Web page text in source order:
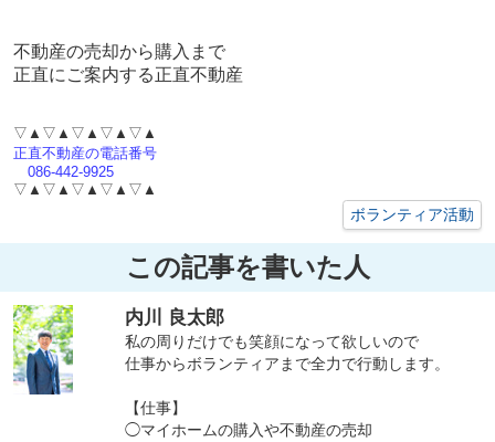
不動産の売却から購入まで
正直にご案内する正直不動産
▽▲▽▲▽▲▽▲▽▲
正直不動産の電話番号
086-442-9925
▽▲▽▲▽▲▽▲▽▲
ボランティア活動
この記事を書いた人
内川 良太郎
私の周りだけでも笑顔になって欲しいので
仕事からボランティアまで全力で行動します。
【仕事】
◯マイホームの購入や不動産の売却